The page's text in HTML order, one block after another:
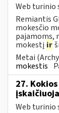
Web turinio
Remiantis
mokesčio
pajamoms,
mokestį ir
Metai
mokestis
27.
Web turinio